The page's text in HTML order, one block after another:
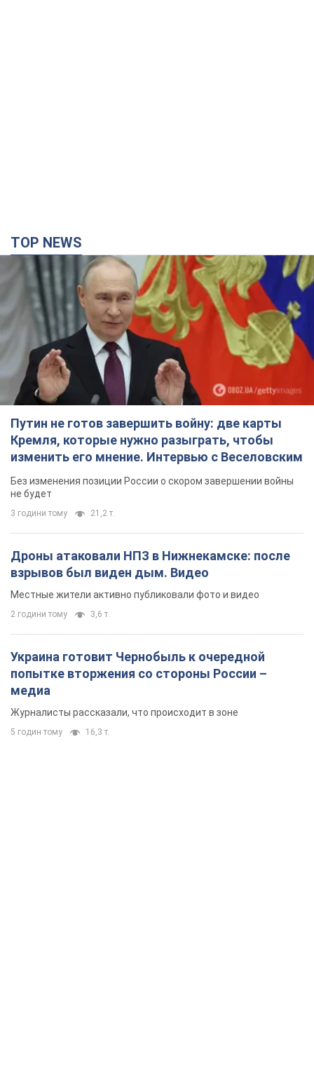
TOP NEWS
Путин не готов завершить войну: две карты
Кремля, которые нужно разыграть, чтобы
изменить его мнение. Интервью с Веселовским
Без изменения позиции России о скором завершении войны
не будет
3 години тому 21,2 т.
Дроны атаковали НПЗ в Нижнекамске: после
взрывов был виден дым. Видео
Местные жители активно публиковали фото и видео
2 години тому 3,6 т.
Украина готовит Чернобыль к очередной
попытке вторжения со стороны России –
медиа
Журналисты рассказали, что происходит в зоне
5 годин тому 16,3 т.